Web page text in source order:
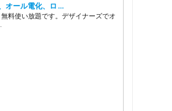
オール電化、ロ …
料使い放題です。デザイナーズでオ